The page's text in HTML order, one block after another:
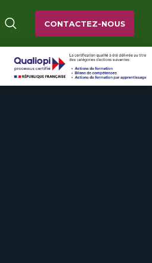
CONTACTEZ-NOUS